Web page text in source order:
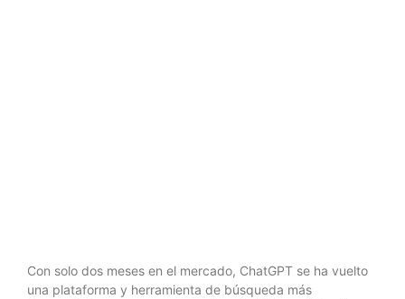
Con solo dos meses en el mercado, ChatGPT se ha vuelto
una plataforma y herramienta de búsqueda más